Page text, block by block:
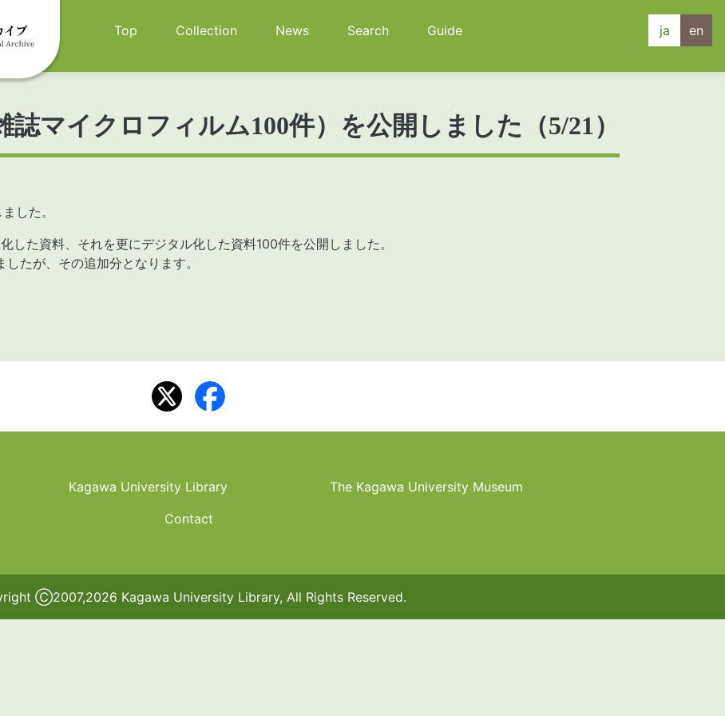
Top Collection News Search Guide ja en
マイクロフィルム100件）を公開しました（5/21）
した。
した資料、それを更にデジタル化した資料100件を公開しました。
たが、その追加分となります。
Kagawa University Library
The Kagawa University Museum
Contact
Ⓒ2007,2026 Kagawa University Library, All Rights Reserved.